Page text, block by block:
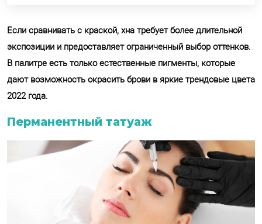
Если сравнивать с краской, хна требует более длительной
экспозиции и предоставляет ограниченный выбор оттенков.
В палитре есть только естественные пигменты, которые
дают возможность окрасить брови в яркие трендовые цвета
2022 года.
Перманентный татуаж